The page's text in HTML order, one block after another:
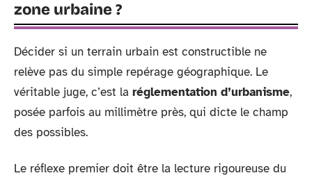
zone urbaine ?
Décider si un terrain urbain est constructible ne
relève pas du simple repérage géographique. Le
véritable juge, c’est la réglementation d’urbanisme,
posée parfois au millimètre près, qui dicte le champ
des possibles.
Le réflexe premier doit être la lecture rigoureuse du